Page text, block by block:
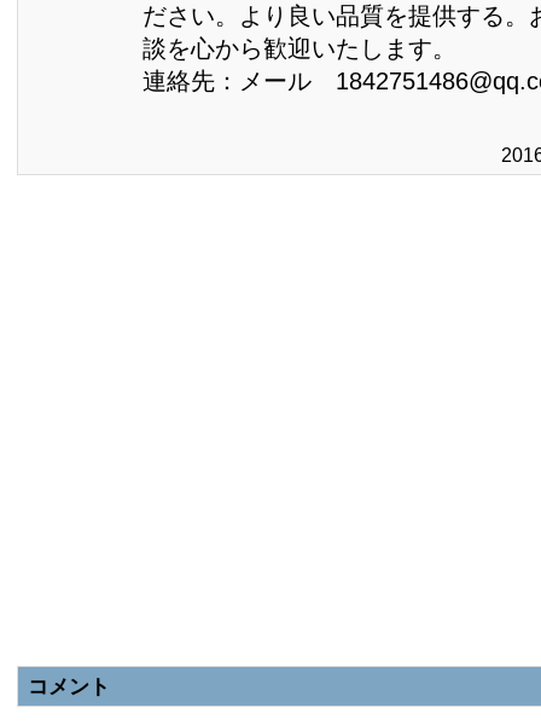
ださい。より良い品質を提供する。
談を心から歓迎いたします。
連絡先：メール
コメント